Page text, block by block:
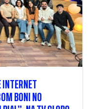
BONI NO